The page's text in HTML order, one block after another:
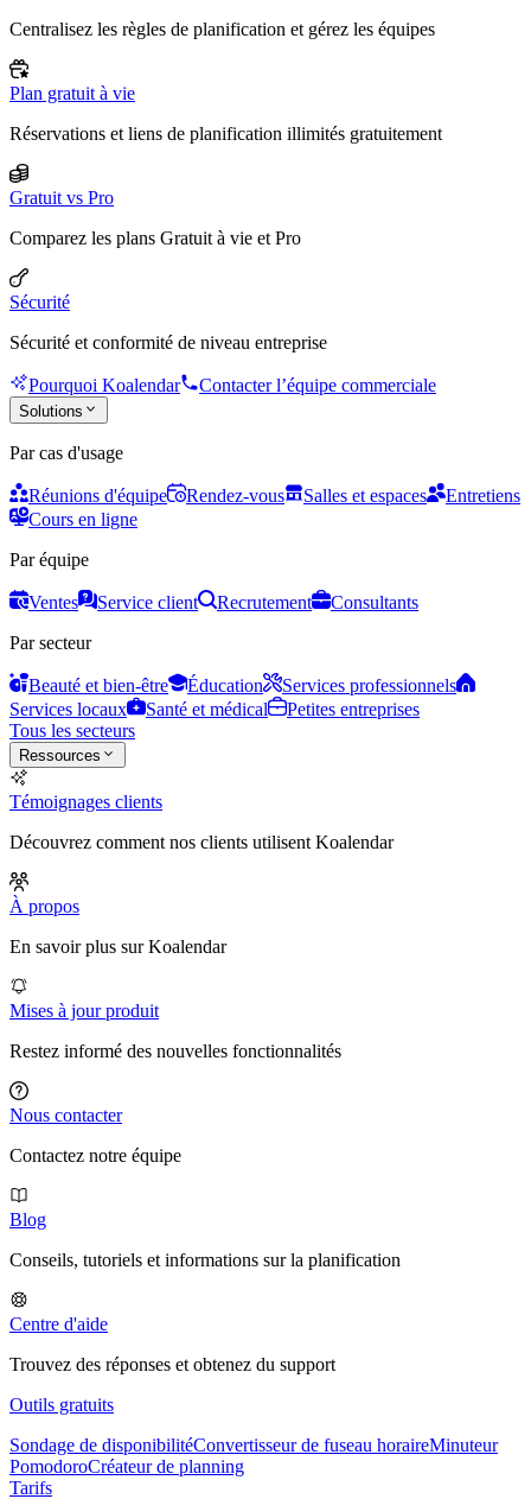
Centralisez les règles de planification et gérez les équipes
Plan gratuit à vie
Réservations et liens de planification illimités gratuitement
Gratuit vs Pro
Comparez les plans Gratuit à vie et Pro
Sécurité
Sécurité et conformité de niveau entreprise
Pourquoi Koalendar Contacter l’équipe commerciale
Solutions
Par cas d'usage
Réunions d'équipe Rendez-vous Salles et espaces
Entretiens
Cours en ligne
Par équipe
Ventes Service client Recrutement
Consultants
Par secteur
Beauté et bien-être Éducation
Services professionnels
Services locaux
Santé et médical
Petites entreprises
Tous les secteurs
Ressources
Témoignages clients
Découvrez comment nos clients utilisent Koalendar
À propos
En savoir plus sur Koalendar
Mises à jour produit
Restez informé des nouvelles fonctionnalités
Nous contacter
Contactez notre équipe
Blog
Conseils, tutoriels et informations sur la planification
Centre d'aide
Trouvez des réponses et obtenez du support
Outils gratuits
Sondage de disponibilitéConvertisseur de fuseau horaireMinuteur
PomodoroCréateur de planning
Tarifs